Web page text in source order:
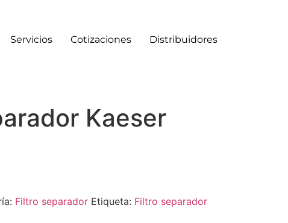
Servicios Cotizaciones Distribuidores
Kaeser
Filtro separador Etiqueta: Filtro separador